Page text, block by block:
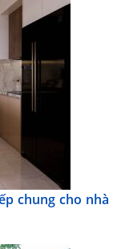
chung cho nhà